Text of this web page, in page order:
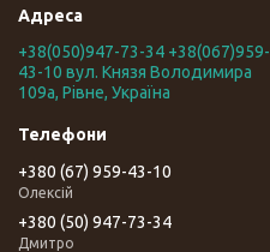
+38(050)947-73-34 +38(067)959-
43-10 вул. Князя Володимира
109а, Рівне, Україна
+380 (67) 959-43-10
Олексій
+380 (50) 947-73-34
Дмитро